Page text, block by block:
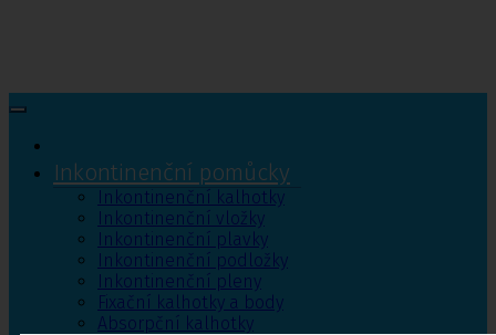
Inkontinenční pomůcky
Inkontinenční kalhotky
Inkontinenční vložky
Inkontinenční plavky
Inkontinenční podložky
Inkontinenční pleny
Fixační kalhotky a body
Absorpční kalhotky